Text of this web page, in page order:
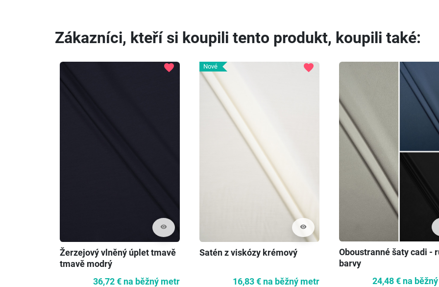
Zákazníci, kteří si koupili tento produkt, koupili také:
visibility
favorite
Žerzejový vlněný úplet tmavě
tmavě modrý
36,72 € na běžný metr
Nové
visibility
favorite
Satén z viskózy krémový
16,83 € na běžný metr
Oboustranné šaty cadi -
barvy
24,48 € na